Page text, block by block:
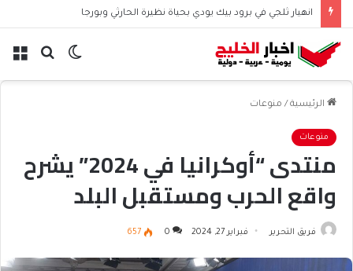
انهيار ثلجي في برود بيك يودي بحياة نظيرة الحارثي وبورجا
بحث الوضع
الرئيسية / منوعات
منوعات
منتدى “أوكرانيا في 2024” يشرح
واقع الحرب ومستقبل البلد
فريق التحرير فبراير 27, 2024 0
657